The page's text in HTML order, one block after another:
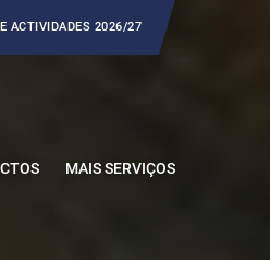
ACTIVIDADES 2026/27
MAIS SERVIÇOS